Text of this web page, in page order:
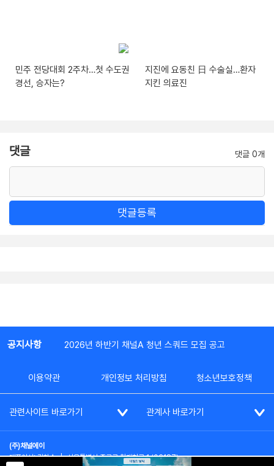
민주 전당대회 2주차…첫 수도권
경선, 승자는?
지진에 요동친 日 수술실…환자
지킨 의료진
댓글 댓글 0개
댓글등록
공지사항 2026년 하반기 채널A 청년 스쿼드 모집 공고
이용약관 개인정보 처리방침 청소년보호정책
관련사이트 바로가기 관계사 바로가기
(주)채널에이
대표이사: 김차수 | 서울특별시 종로구 청계천로 1 (03187)